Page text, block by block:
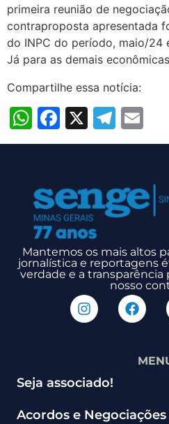
primeira reunião de
contraproposta apresentada
do INPC do período, maio/24
Já para as demais
Compartilhe essa notícia:
WhatsApp
Facebook
X
Mantemos os mais altos
jornalística e reportagens
verdade e a
nosso
Seja associado!
Acordos e